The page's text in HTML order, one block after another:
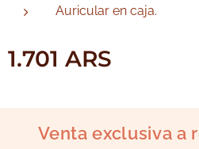
Auricular en caja.
1.701 ARS
Venta exclusiva a